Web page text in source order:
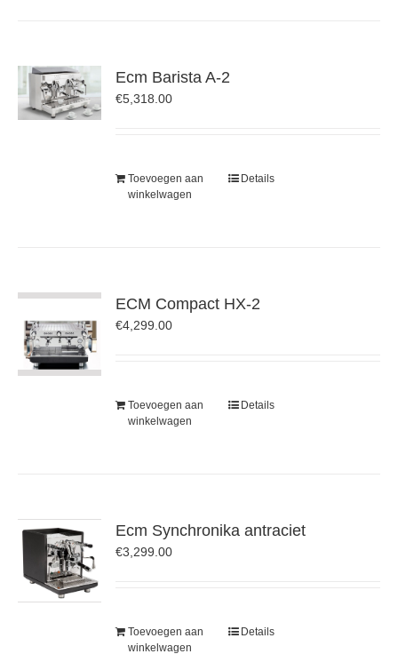
Ecm Barista A-2
€5,318.00
Toevoegen aan
winkelwagen
Details
ECM Compact HX-2
€4,299.00
Toevoegen aan
winkelwagen
Details
Ecm Synchronika antraciet
€3,299.00
Toevoegen aan
winkelwagen
Details